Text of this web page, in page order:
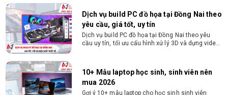
Dịch vụ build PC đồ họa tại Đồng Nai theo
yêu cầu, giá tốt, uy tín
Dịch vụ build PC đồ họa tại Đồng Nai theo yêu
cầu uy tín, tối ưu cấu hình xử lý 3D và dựng video
10+ Mẫu laptop học sinh, sinh viên nên
mua 2026
Gợi ý 10+ mẫu laptop cho học sinh sinh viên